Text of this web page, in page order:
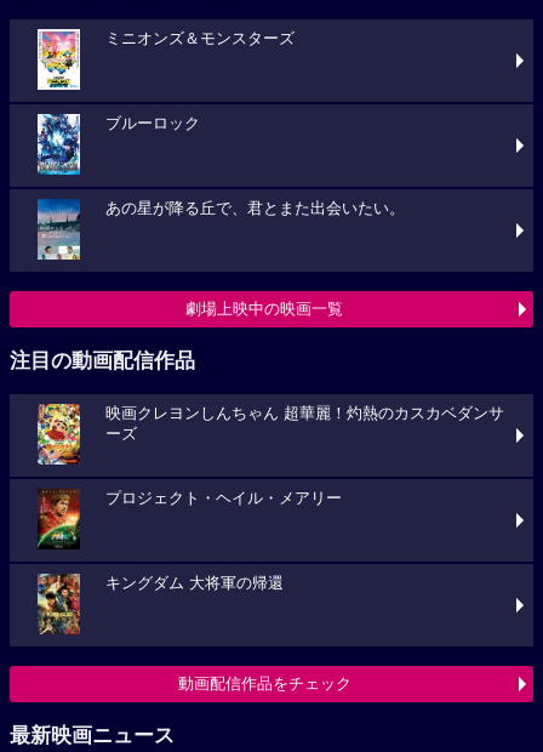
ミニオンズ＆モンスターズ
ブルーロック
あの星が降る丘で、君とまた出会いたい。
劇場上映中の映画一覧
注目の動画配信作品
映画クレヨンしんちゃん 超華麗！灼熱のカスカベダンサ
ーズ
プロジェクト・ヘイル・メアリー
キングダム 大将軍の帰還
動画配信作品をチェック
最新映画ニュース